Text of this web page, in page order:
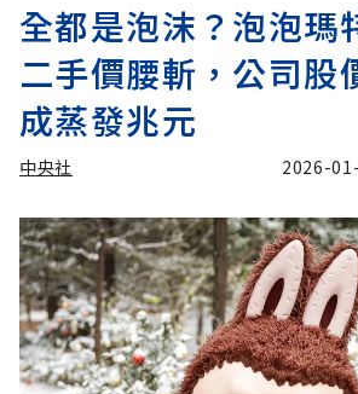
全都是泡沫？泡泡
二手價腰斬，公司股
成蒸發兆元
中央社 2026-